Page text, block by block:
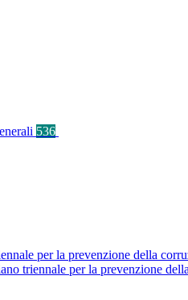
536
per la prevenzione della
triennale per la prevenzione